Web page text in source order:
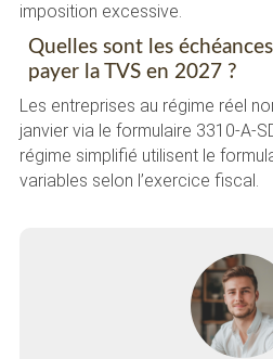
imposition excessive.
Quelles sont les
payer la TVS en 2027 ?
Les entreprises au régime réel
janvier via le formulaire 3310-A-
régime simplifié utilisent le
variables selon l’exercice fiscal.